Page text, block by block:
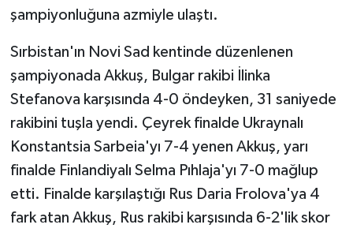
şampiyonluğuna azmiyle ulaştı.
Sırbistan'ın Novi Sad kentinde düzenlenen
şampiyonada Akkuş, Bulgar rakibi İlinka
Stefanova karşısında 4-0 öndeyken, 31 saniyede
rakibini tuşla yendi. Çeyrek finalde Ukraynalı
Konstantsia Sarbeia'yı 7-4 yenen Akkuş, yarı
finalde Finlandiyalı Selma Pıhlaja'yı 7-0 mağlup
etti. Finalde karşılaştığı Rus Daria Frolova'ya 4
fark atan Akkuş, Rus rakibi karşısında 6-2'lik skor